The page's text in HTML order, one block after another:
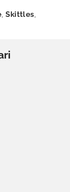
, Skittles,